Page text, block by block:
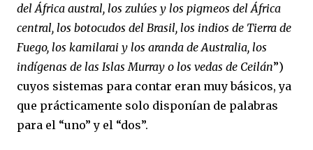
del África austral, los zulúes y los pigmeos del África
central, los botocudos del Brasil, los indios de Tierra de
Fuego, los kamilarai y los aranda de Australia, los
indígenas de las Islas Murray o los vedas de Ceilán”)
cuyos sistemas para contar eran muy básicos, ya
que prácticamente solo disponían de palabras
para el “uno” y el “dos”.